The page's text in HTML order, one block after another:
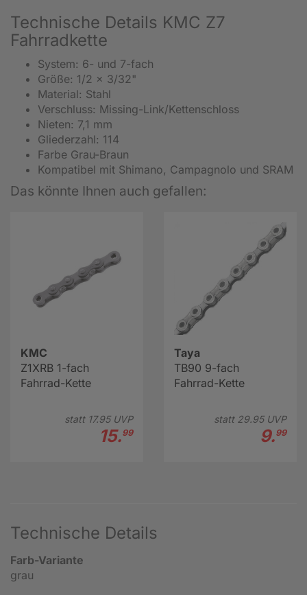
Technische Details KMC Z7
Fahrradkette
System: 6- und 7-fach
Größe: 1/2 x 3/32"
Material: Stahl
Verschluss: Missing-Link/Kettenschloss
Nieten: 7,1 mm
Gliederzahl: 114
Farbe Grau-Braun
Kompatibel mit Shimano, Campagnolo und SRAM
Das könnte Ihnen auch gefallen:
KMC
Z1XRB 1-fach
Fahrrad-Kette
statt 17.95UVP
15.99
Taya
TB90 9-fach
Fahrrad-Kette
statt 29.95UVP
9.99
Technische Details
Farb-Variante
grau